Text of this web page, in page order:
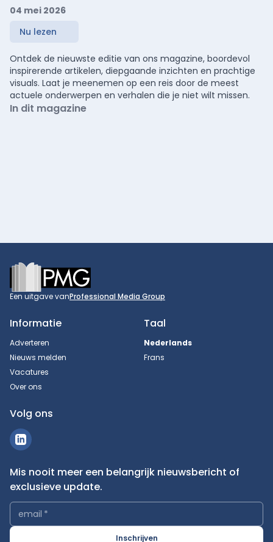
04 mei 2026
Nu lezen
Ontdek de nieuwste editie van ons magazine, boordevol
inspirerende artikelen, diepgaande inzichten en prachtige
visuals. Laat je meenemen op een reis door de meest
actuele onderwerpen en verhalen die je niet wilt missen.
In dit magazine
Footer
Een uitgave vanProfessional Media Group
Informatie
Adverteren
Nieuws melden
Vacatures
Over ons
Taal
Nederlands
Frans
Volg ons
Mis nooit meer een belangrijk nieuwsbericht of
exclusieve update.
email *
Inschrijven